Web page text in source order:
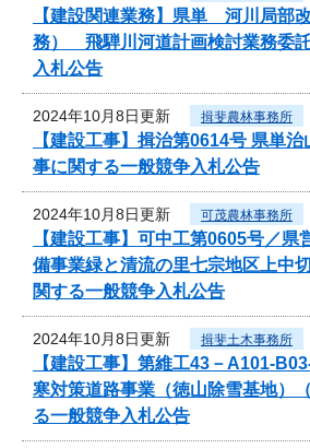
【建設関連業務】県単 河川局部
務） 飛騨川河道計画検討業務委
入札公告
2024年10月8日更新 揖斐農林事務所
【建設工事】揖治第0614号 県単
事に関する一般競争入札公告
2024年10月8日更新 可茂農林事務所
【建設工事】可中工第0605号／県
備事業緑と清流の里七宗地区上中
関する一般競争入札公告
2024年10月8日更新 揖斐土木事務所
【建設工事】第維工43－A101-
寒対策道路事業（徳山除雪基地）
る一般競争入札公告